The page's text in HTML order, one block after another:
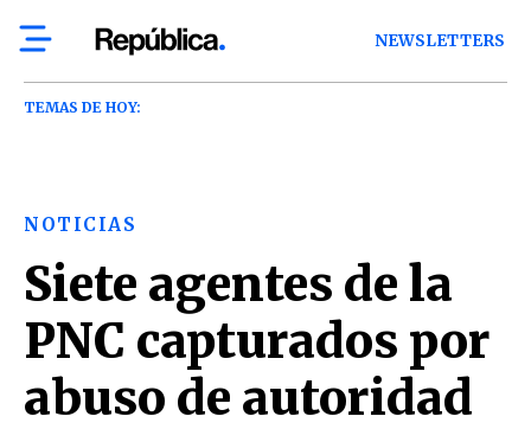
NEWSLETTERS
TEMAS DE HOY:
NOTICIAS
Siete agentes de la
PNC capturados por
abuso de autoridad